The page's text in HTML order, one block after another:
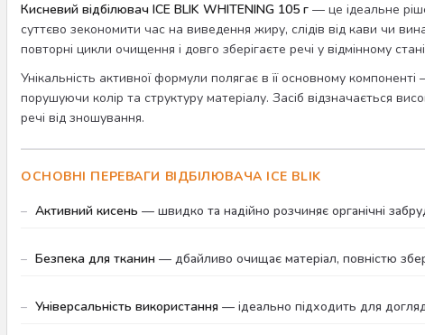
Кисневий відбілювач ICE BLIK WHITENING 105 г — це ідеальне
суттєво зекономити час на виведення жиру, слідів від кави чи
повторні цикли очищення і довго зберігаєте речі у відмінному
Унікальність активної формули полягає в її основному
порушуючи колір та структуру матеріалу. Засіб відзначається
речі від зношування.
ОСНОВНІ ПЕРЕВАГИ ВІДБІЛЮВАЧА ICE BLIK
Активний кисень — швидко та надійно розчиняє органічні
Безпека для тканин — дбайливо очищає матеріал, повністю
Універсальність використання — ідеально підходить для